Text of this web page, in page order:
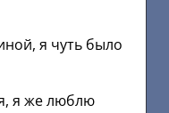
я чуть было
я же люблю